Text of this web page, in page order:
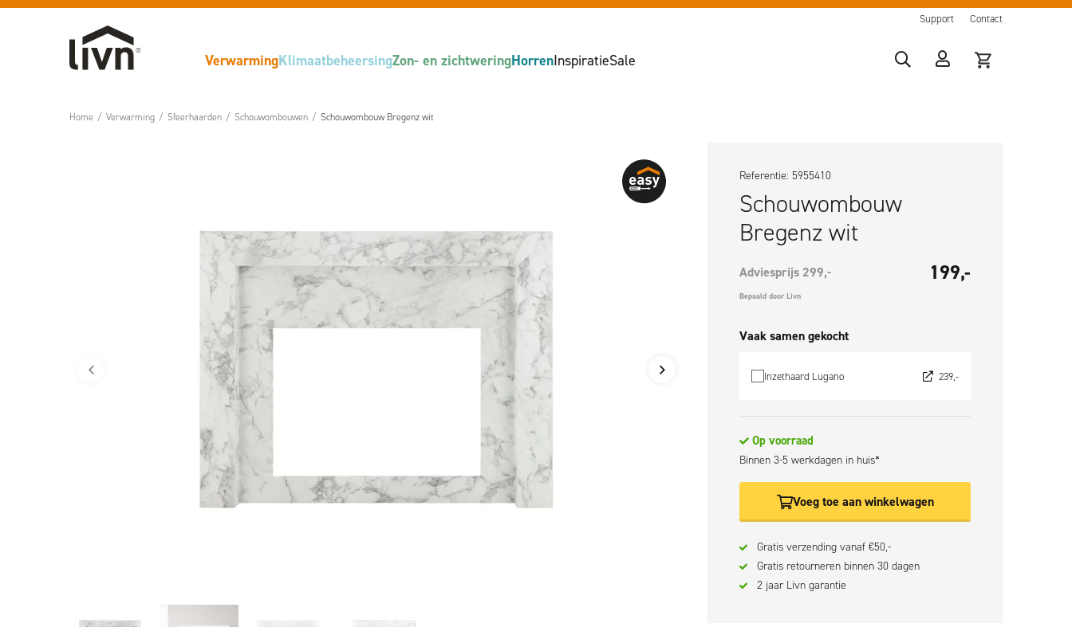
Support Contact
VerwarmingKlimaatbeheersingZon- en zichtweringHorrenInspiratieSale
Home / Verwarming / Sfeerhaarden / Schouwombouwen / Schouwombouw Bregenz wit
Referentie: 5955410
Schouwombouw
Bregenz wit
Adviesprijs 299,-
Bepaald door Livn
199,-
Vaak samen gekocht
Inzethaard Lugano 239,-
Op voorraad
Binnen 3-5 werkdagen in huis*
Voeg toe aan winkelwagen
Gratis verzending vanaf €50,-
Gratis retourneren binnen 30 dagen
2 jaar Livn garantie